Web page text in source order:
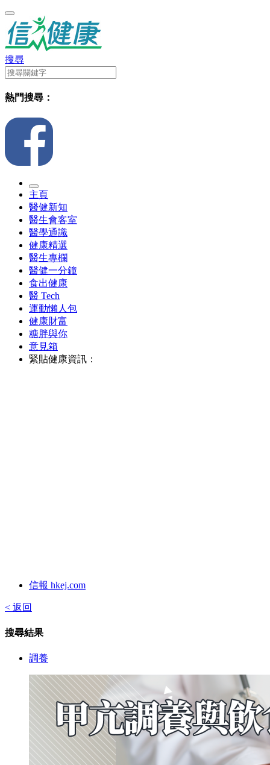
搜尋
熱門搜尋：
主頁
醫健新知
醫生會客室
醫學通識
健康精選
醫生專欄
醫健一分鐘
食出健康
醫 Tech
運動懶人包
健康財富
糖胖與你
意見箱
緊貼健康資訊：
信報 hkej.com
< 返回
搜尋結果
調養